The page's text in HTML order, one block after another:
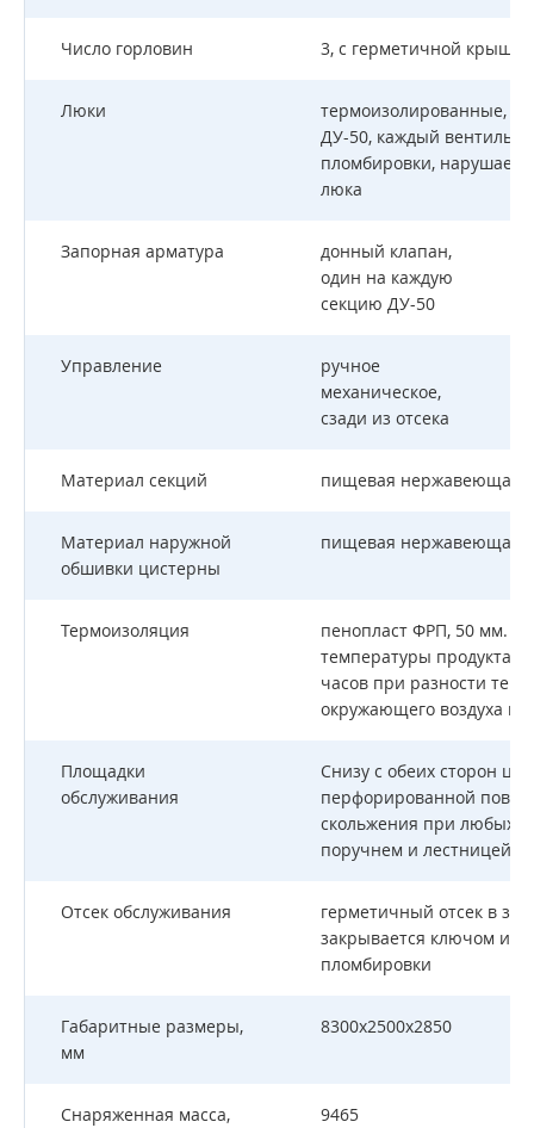
Число горловин 3, с герметичной
Люки
термоизолированные, с
ДУ-50, каждый вентиль
пломбировки,
люка
Запорная арматура
донный клапан,
один на каждую
секцию ДУ-50
Управление
ручное
механическое,
сзади из отсека
Материал секций пищевая нержавеющая
Материал наружной
обшивки цистерны
пищевая нержавеющая
Термоизоляция
пенопласт ФРП, 50 мм.
температуры продукта
часов при разности
окружающего воздуха в
Площадки
обслуживания
Снизу с обеих сторон
перфорированной
скольжения при любых
поручнем и лестницей
Отсек обслуживания
герметичный отсек в
закрывается ключом и
пломбировки
Габаритные размеры,
мм
8300х2500х2850
Снаряженная масса,
9465